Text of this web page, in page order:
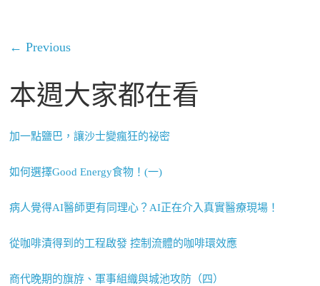
← Previous
本週大家都在看
加一點鹽巴，讓沙士變瘋狂的祕密
如何選擇Good Energy食物！(一)
病人覺得AI醫師更有同理心？AI正在介入真實醫療現場！
從咖啡漬得到的工程啟發 控制流體的咖啡環效應
商代晚期的旗斿、軍事組織與城池攻防（四）